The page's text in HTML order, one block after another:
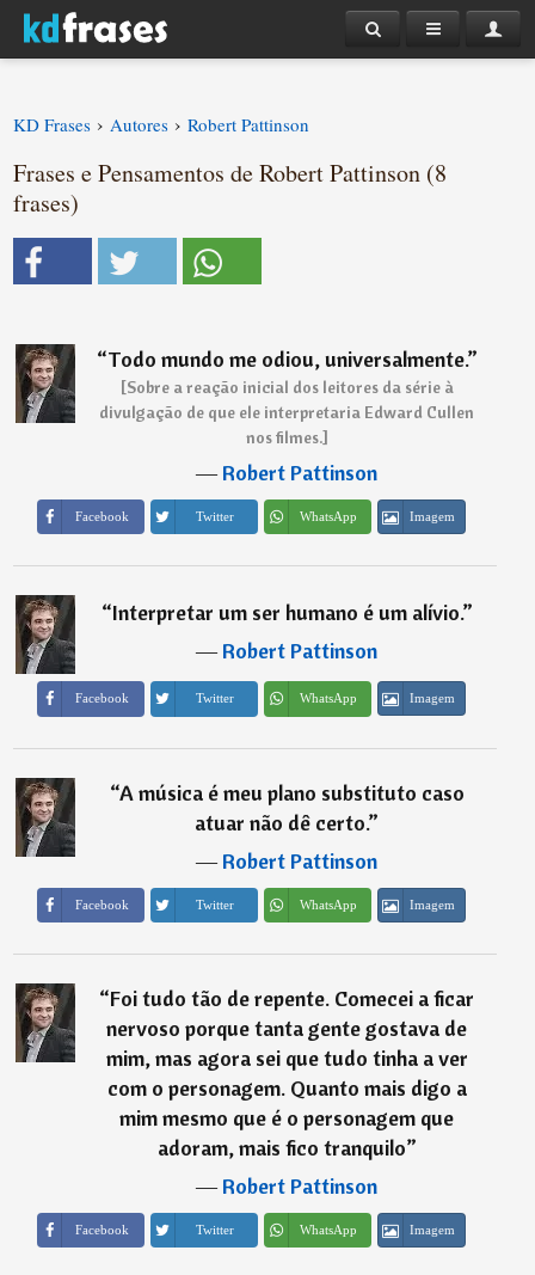
KD Frases › Autores › Robert Pattinson
Frases e Pensamentos de Robert Pattinson (8
frases)
“Todo mundo me odiou, universalmente.”
[Sobre a reação inicial dos leitores da série à
divulgação de que ele interpretaria Edward Cullen
nos filmes.]
―Robert Pattinson
Facebook Twitter WhatsApp Imagem
“Interpretar um ser humano é um alívio.”
―Robert Pattinson
Facebook Twitter WhatsApp Imagem
“A música é meu plano substituto caso
atuar não dê certo.”
―Robert Pattinson
Facebook Twitter WhatsApp Imagem
“Foi tudo tão de repente. Comecei a ficar
nervoso porque tanta gente gostava de
mim, mas agora sei que tudo tinha a ver
com o personagem. Quanto mais digo a
mim mesmo que é o personagem que
adoram, mais fico tranquilo”
―Robert Pattinson
Facebook Twitter WhatsApp Imagem